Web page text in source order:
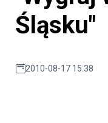
Śląsku"
2010-08-17 15:38